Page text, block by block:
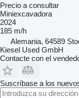
Precio a consultar
Miniexcavadora
2024
185 m/h
Alemania, 64589
Kiesel Used GmbH
Contacte con el
Suscríbase a los